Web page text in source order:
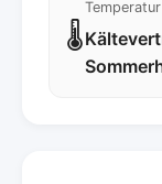
🌡️
Temperatur